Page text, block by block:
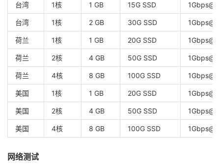
台湾 1核 1 GB 15G SSD
台湾 1核 2 GB 30G SSD
荷兰 1核 1 GB 20G SSD
荷兰 2核 4 GB 50G SSD
荷兰 4核 8 GB 100G SSD
美国 1核 1 GB 20G SSD
美国 2核 4 GB 50G SSD
美国 4核 8 GB 100G SSD
网络测试